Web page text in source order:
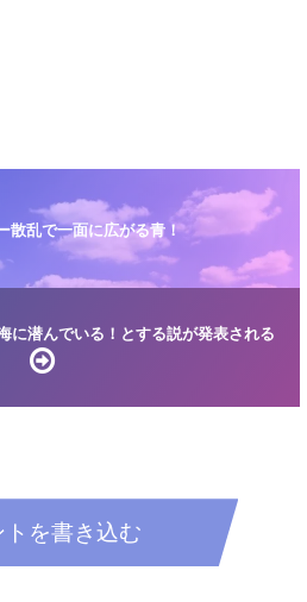
散乱で一面に広がる青！
に潜んでいる！とする説が発表される
トを書き込む